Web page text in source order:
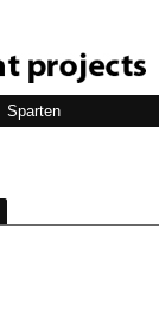
Sparten